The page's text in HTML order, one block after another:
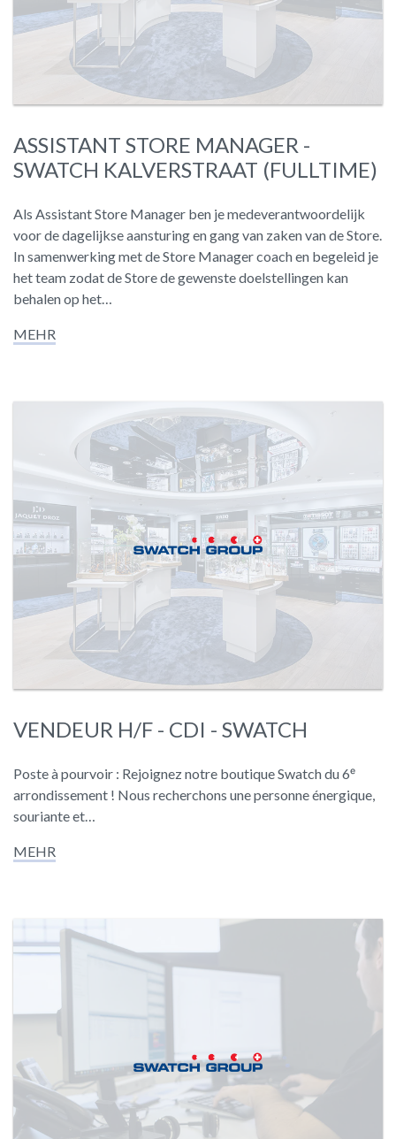
ASSISTANT STORE MANAGER -
SWATCH KALVERSTRAAT (FULLTIME)
Als Assistant Store Manager ben je medeverantwoordelijk
voor de dagelijkse aansturing en gang van zaken van de Store.
In samenwerking met de Store Manager coach en begeleid je
het team zodat de Store de gewenste doelstellingen kan
behalen op het…
MEHR
VENDEUR H/F - CDI - SWATCH
Poste à pourvoir : Rejoignez notre boutique Swatch du 6ᵉ
arrondissement ! Nous recherchons une personne énergique,
souriante et…
MEHR